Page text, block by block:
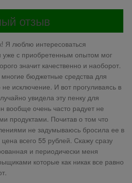
отзыв
Я люблю интересоваться
уже с приобретенным опытом мог
значит качественно и наоборот.
бюджетные средства для
исключение. И вот прогуливаясь в
увидела эту пенку для
вообще очень часто радует не
продуктами. Почитав о том что
не задумываюсь бросила ее в
всего 55 рублей. Скажу сразу
и периодически меня
которые как никак все равно